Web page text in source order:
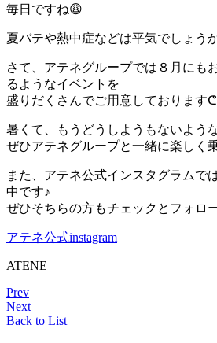
毎日ですね😩
夏バテや熱中症などは平気でしょう
さて、アテネグループでは８月にも
るようなイベントを
盛りだくさんでご用意しております
暑くて、もうどうしようもないよう
ぜひアテネグループと一緒に楽しく
また、アテネ公式インスタグラムで
中です♪
ぜひそちらの方もチェックとフォロ
アテネ公式instagram
ATENE
Prev
Next
Back to List